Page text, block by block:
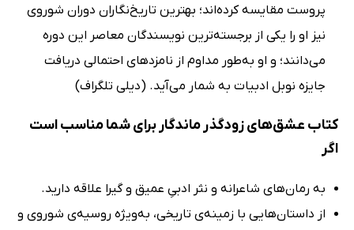
پروست مقایسه کرده‌اند؛ بهترین تاریخ‌نگاران دوران شوروی
نیز او را یکی از برجسته‌ترین نویسندگان معاصر این دوره
می‌دانند؛ و او به‌طور مداوم از نامزدهای احتمالی دریافت
جایزه نوبل ادبیات به شمار می‌آید. (دیلی تلگراف)
کتاب عشق‌های زودگذر ماندگار برای شما مناسب است
اگر
به رمان‌های شاعرانه و نثر ادبیِ عمیق و گیرا علاقه دارید.
از داستان‌هایی با زمینه‌ی تاریخی، به‌ویژه روسیه‌ی شوروی و